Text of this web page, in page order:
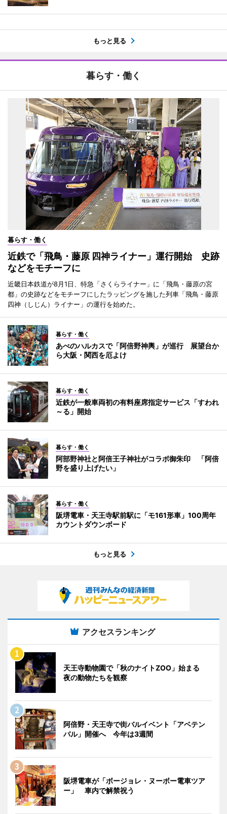
もっと見る
暮らす・働く
暮らす・働く
近鉄で「飛鳥・藤原 四神ライナー」運行開始 史跡
などをモチーフに
近畿日本鉄道が8月1日、特急「さくらライナー」に「飛鳥・藤原の宮
都」の史跡などをモチーフにしたラッピングを施した列車「飛鳥・藤原
四神（しじん）ライナー」の運行を始めた。
暮らす・働く
あべのハルカスで「阿倍野神輿」が巡行 展望台か
ら大阪・関西を厄よけ
暮らす・働く
近鉄が一般車両初の有料座席指定サービス「すわれ
～る」開始
暮らす・働く
阿部野神社と阿倍王子神社がコラボ御朱印 「阿倍
野を盛り上げたい」
暮らす・働く
阪堺電車・天王寺駅前駅に「モ161形車」100周年
カウントダウンボード
もっと見る
アクセスランキング
天王寺動物園で「秋のナイトZOO」始まる
夜の動物たちを観察
阿倍野・天王寺で街バルイベント「アベテン
バル」開催へ 今年は3週間
阪堺電車が「ボージョレ・ヌーボー電車ツア
ー」 車内で解禁祝う